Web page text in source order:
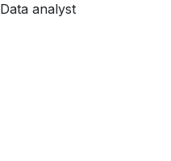
Data analyst